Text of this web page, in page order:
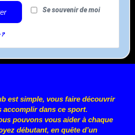
Se souvenir de moi
est simple, vous faire découvrir
accomplir dans ce sport.
pouvons vous aider à chaque
débutant, en quête d’un